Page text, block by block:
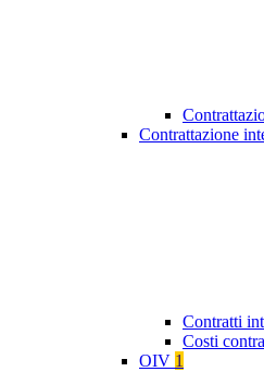
Contrattazione
Contratti
Costi
OIV 1